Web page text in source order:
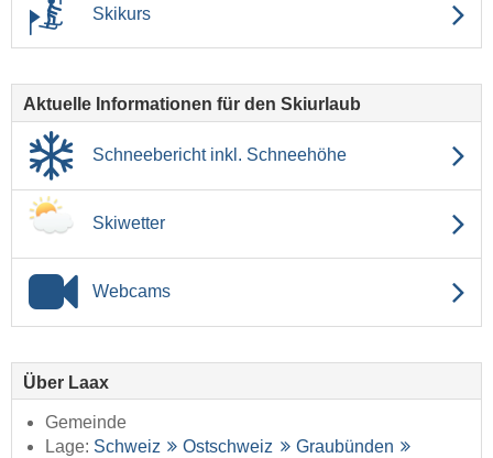
Skikurs
Aktuelle Informationen für den Skiurlaub
Schneebericht inkl. Schneehöhe
Skiwetter
Webcams
Über Laax
Gemeinde
Lage: Schweiz Ostschweiz
Graubünden